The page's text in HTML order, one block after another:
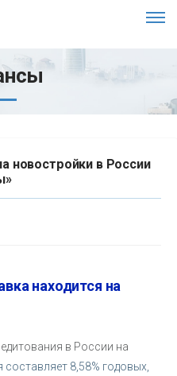
новостройки в России
находится на
в России на
8,58% годовых,